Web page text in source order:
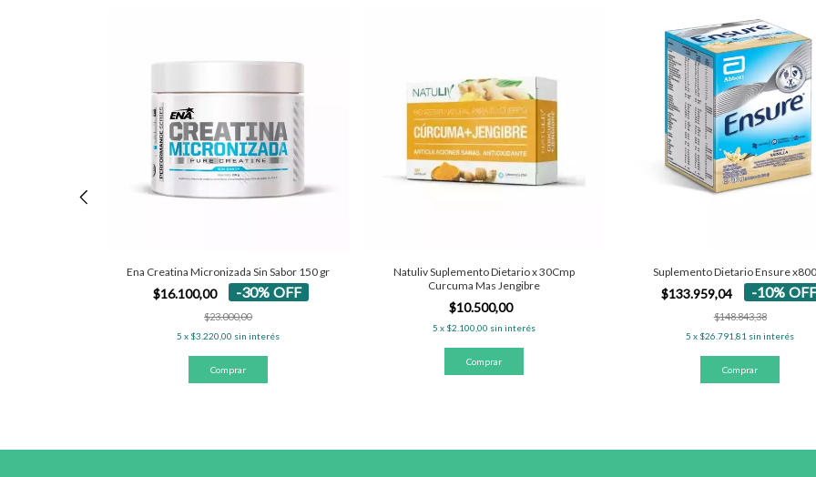
Ena Creatina Micronizada Sin Sabor 150 gr
$16.100,00 -30% OFF
$23.000,00
5 x $3.220,00 sin interés
Natuliv Suplemento Dietario x 30Cmp
Curcuma Mas Jengibre
$10.500,00
5 x $2.100,00 sin interés
Suplemento Dietario Ensure
$133.959,04 -10%
$148.843,38
5 x $26.791,81 sin interés